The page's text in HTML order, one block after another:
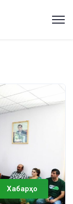
Хабарҳо